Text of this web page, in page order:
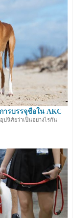
ารบรรจุชื่อใน AKC
ปนิสัยว่าเป็นอย่างไรกัน